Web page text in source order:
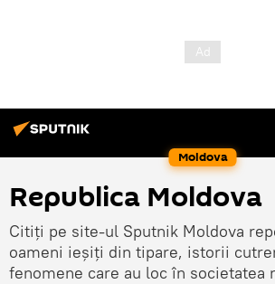
Moldova
Republica Moldova
Citiți pe site-ul Sputnik Moldova
oameni ieșiți din tipare, istorii
fenomene care au loc în societatea